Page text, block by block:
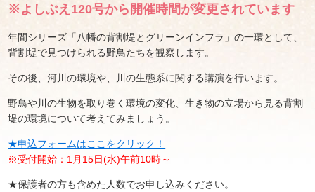
※よしぶえ120号から開催時間が変更されています
年間シリーズ「八幡の背割堤とグリーンインフラ」の一環として、
背割堤で見つけられる野鳥たちを観察します。
その後、河川の環境や、川の生態系に関する講演を行います。
野鳥や川の生物を取り巻く環境の変化、生き物の立場から見る背割
堤の環境について考えてみましょう。
★申込フォームはここをクリック！
※受付開始：1月15日(水)午前10時～
★保護者の方も含めた人数でお申し込みください。